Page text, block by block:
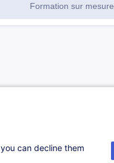
Formation sur mesure
can decline them